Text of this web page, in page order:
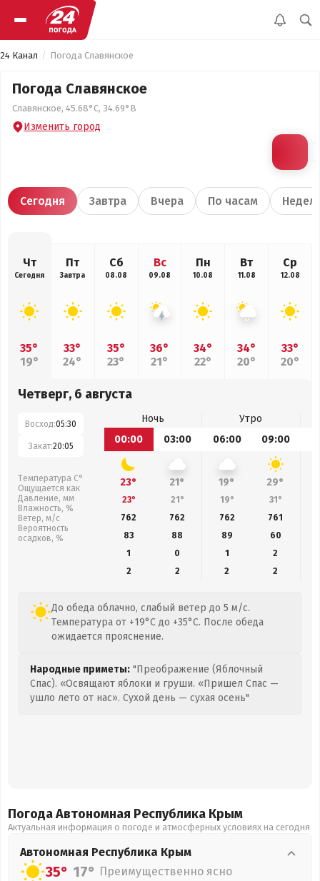
24 Канал Погода Славянское
Погода Славянское
Славянское, 45.68°С, 34.69°В
Изменить город
Сегодня Завтра Вчера По часам
Чт
Сегодня
35°
19°
Пт
Завтра
33°
24°
Сб
08.08
35°
23°
Вс
09.08
36°
21°
Пн
10.08
34°
22°
Вт
11.08
34°
20°
Ср
12.08
33°
20°
Четверг, 6 августа
Восход:05:30
Закат:20:05
Температура С°
Ощущается как
Давление, мм
Влажность, %
Ветер, м/с
Вероятность
осадков, %
Ночь
Утро
00:00
03:00 06:00 09:00
23° 21° 19° 29°
23° 21° 19° 31°
762
762 762 761
83
88 89 60
1
0 1
2
2
2 2 2
До обеда облачно, слабый ветер до 5 м/с.
Температура от +19°C до +35°C. После обеда
ожидается прояснение.
Народные приметы: "Преображение (Яблочный
Спас). «Освящают яблоки и груши. «Пришел Спас —
ушло лето от нас». Сухой день — сухая осень"
Погода Автономная Республика Крым
Актуальная информация о погоде и атмосферных условиях на сегодня
Автономная Республика Крым
35° 17° Преимущественно ясно